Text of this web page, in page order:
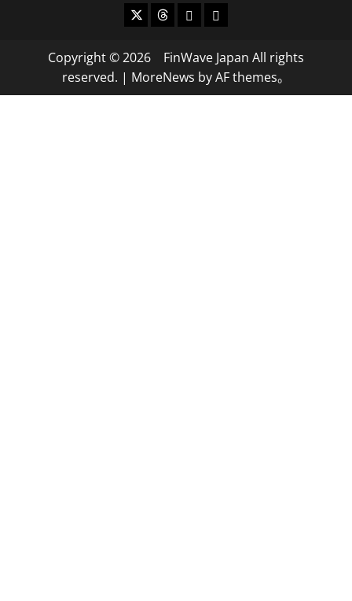
X ThreadsBlueskyMastodon
Copyright © 2026 FinWave Japan All rights
reserved. | MoreNews by AF themes。